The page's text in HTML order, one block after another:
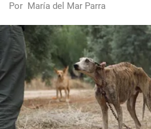
Por María del Mar Parra